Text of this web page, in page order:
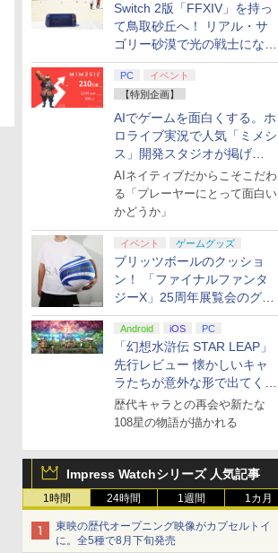
Switch 2版「FFXIV」を持っ
て鳥取砂丘へ！ リアル・サ
ゴリー砂漠で光の戦士になっ
てみた
PC
イベント
【特別企画】
AIでゲームを面白くする。ホ
ロライブ実況で人気「ミメシ
ス」開発スタジオが掲げ
る“AI活用の信念”とは？【講
演レポート】
AIネイティブだからこそこだわ
る「プレーヤーにとって面白い
かどうか」
イベント ゲームグッズ
ブリッツボールのクッショ
ン！ 「ファイナルファンタ
ジーX」25周年展覧会のグッ
ズ情報が公開
Android iOS PC
「幻想水滸伝 STAR LEAP」
先行レビュー 懐かしいキャ
ラたちが意外な形で出てくる
シリーズ完全新作！
歴代キャラとの再会や新たな
108星の物語が描かれる
Impress Watchシリーズ 人気記事
1時間 24時間 1週間 1カ月
東映の歴代オープニング映像がカプセルトイ
に。全5種で8月下旬発売